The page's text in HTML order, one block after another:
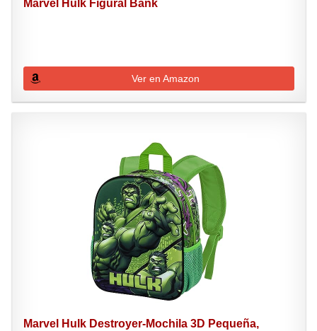
Marvel Hulk Figural Bank
Ver en Amazon
Marvel Hulk Destroyer-Mochila 3D Pequeña,